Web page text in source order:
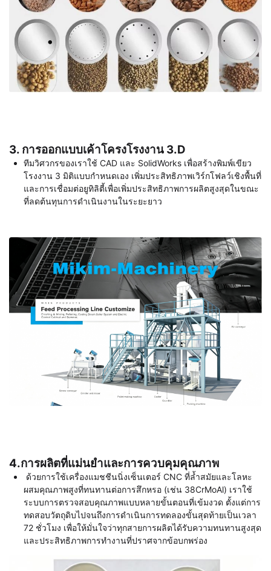
3. การออกแบบเค้าโครงโรงงาน 3.D
ทีมวิศวกรของเราใช้ CAD และ SolidWorks เพื่อสร้างพิมพ์เขียว
โรงงาน 3 มิติแบบกำหนดเอง เพิ่มประสิทธิภาพเวิร์กโฟลว์เชิงพื้นที่
และการเชื่อมต่อยูทิลิตี้เพื่อเพิ่มประสิทธิภาพการผลิตสูงสุดในขณะ
ที่ลดต้นทุนการดำเนินงานในระยะยาว
4.การผลิตที่แม่นยำและการควบคุมคุณภาพ
ด้วยการใช้เครื่องแมชชีนนิ่งเซ็นเตอร์ CNC ที่ล้ำสมัยและโลหะ
ผสมคุณภาพสูงที่ทนทานต่อการสึกหรอ (เช่น 38CrMoAl) เราใช้
ระบบการตรวจสอบคุณภาพแบบหลายขั้นตอนที่เข้มงวด ตั้งแต่การ
ทดสอบวัตถุดิบไปจนถึงการดำเนินการทดลองขั้นสุดท้ายเป็นเวลา
72 ชั่วโมง เพื่อให้มั่นใจว่าทุกสายการผลิตได้รับความทนทานสูงสุด
และประสิทธิภาพการทำงานที่ปราศจากข้อบกพร่อง